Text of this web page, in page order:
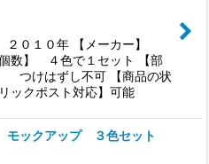
０１０年 【メーカー】
数】 ４色で１セット 【部
つけはずし不可 【商品の状
ックポスト対応】可能
ックアップ ３色セット